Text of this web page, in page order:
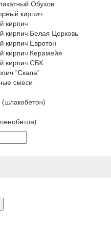
Обухов
кирпич
кирпич
кирпич Белая Церковь
кирпич Евротон
кирпич Керамейя
кирпич СБК
"Скала"
смеси